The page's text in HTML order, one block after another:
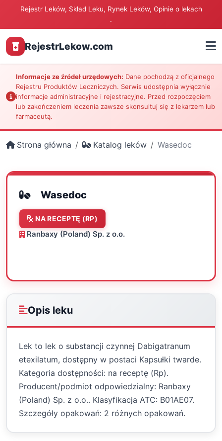
Rejestr Leków, Skład Leku, Rynek Leków, Opinie o lekach
.
RejestrLekow.com
Informacje ze źródeł urzędowych: Dane pochodzą z oficjalnego
Rejestru Produktów Leczniczych. Serwis udostępnia wyłącznie
informacje administracyjne i rejestracyjne. Przed rozpoczęciem
lub zakończeniem leczenia zawsze skonsultuj się z lekarzem lub
farmaceutą.
Strona główna Katalog leków Wasedoc
Wasedoc
NA RECEPTĘ (RP)
Ranbaxy (Poland) Sp. z o.o.
Opis leku
Lek to lek o substancji czynnej Dabigatranum
etexilatum, dostępny w postaci Kapsułki twarde.
Kategoria dostępności: na receptę (Rp).
Producent/podmiot odpowiedzialny: Ranbaxy
(Poland) Sp. z o.o.. Klasyfikacja ATC: B01AE07.
Szczegóły opakowań: 2 różnych opakowań.